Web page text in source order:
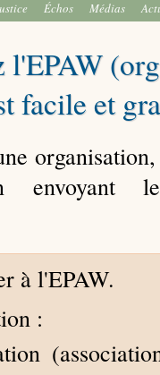
Échos Médias
l'EPAW
facile et
envoyant
à l'EPAW.
: